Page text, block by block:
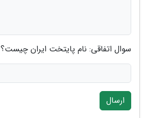
سوال اتفاقی: نام پایتخت ایران چیست؟
ارسال